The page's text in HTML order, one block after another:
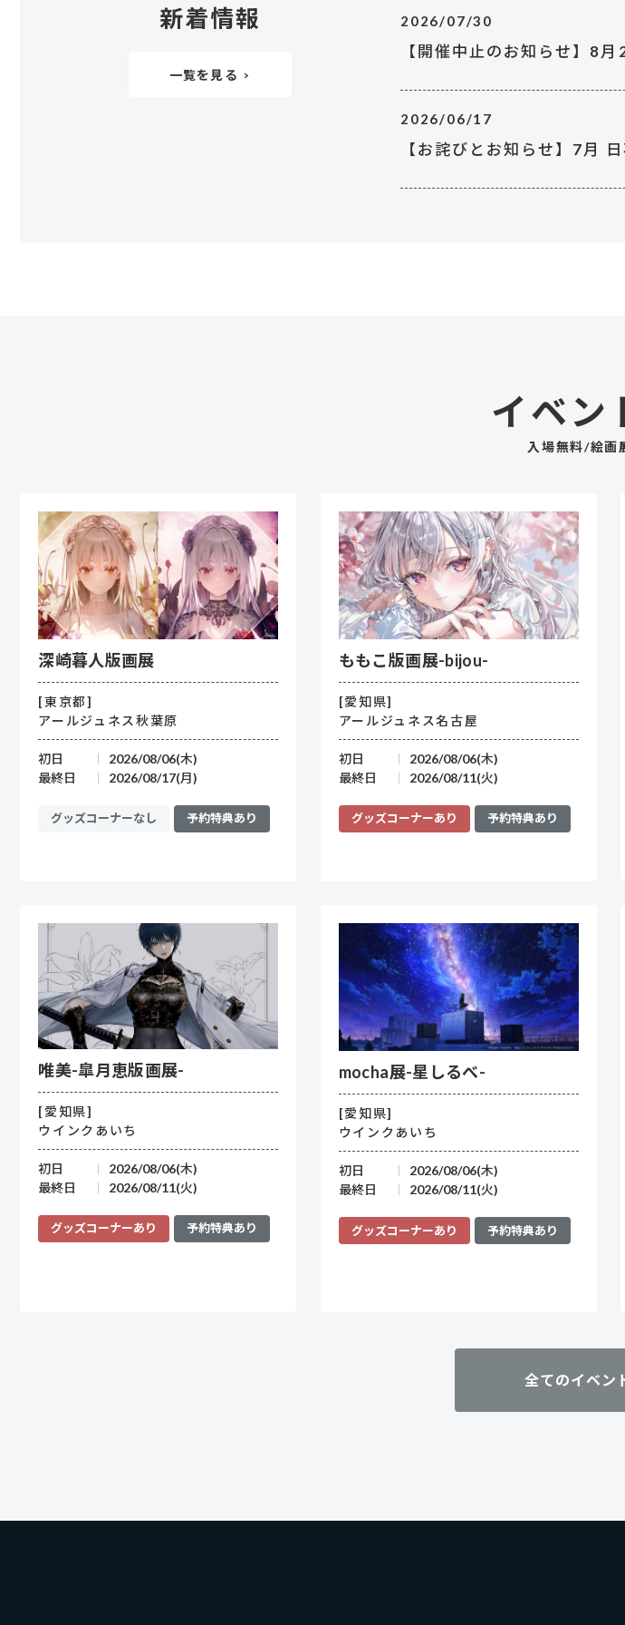
新着情報
一覧を見る
2026/07/30
【開催中止のお知らせ】8
2026/06/17
【お詫びとお知らせ】7月
イベン
入場無料/絵画
深崎暮人版画展
[東京都]
アールジュネス秋葉原
初日
2026/08/06(木)
最終日
2026/08/17(月)
グッズコーナーなし 予約特典あり
ももこ版画展-bijou-
[愛知県]
アールジュネス名古屋
初日
2026/08/06(木)
最終日
2026/08/11(火)
グッズコーナーあり 予約特典あり
唯美-皐月恵版画展-
[愛知県]
ウインクあいち
初日
2026/08/06(木)
最終日
2026/08/11(火)
グッズコーナーあり 予約特典あり
mocha展-星しるべ-
[愛知県]
ウインクあいち
初日
2026/08/06(木)
最終日
2026/08/11(火)
グッズコーナーあり 予約特典あり
全てのイベン